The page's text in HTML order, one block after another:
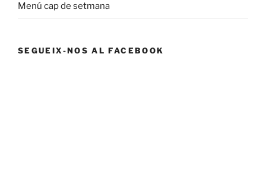
Menú cap de setmana
SEGUEIX-NOS AL FACEBOOK